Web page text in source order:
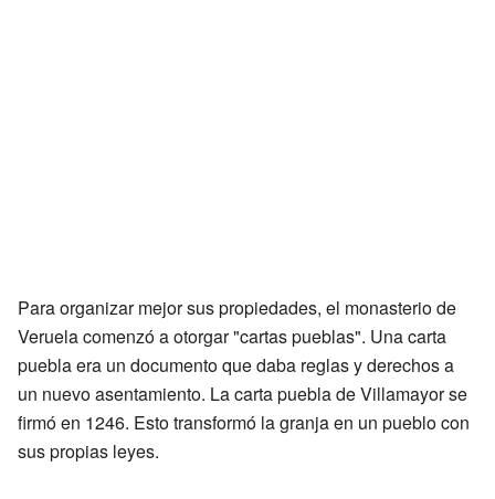
Para organizar mejor sus propiedades, el monasterio de
Veruela comenzó a otorgar "cartas pueblas". Una carta
puebla era un documento que daba reglas y derechos a
un nuevo asentamiento. La carta puebla de Villamayor se
firmó en 1246. Esto transformó la granja en un pueblo con
sus propias leyes.